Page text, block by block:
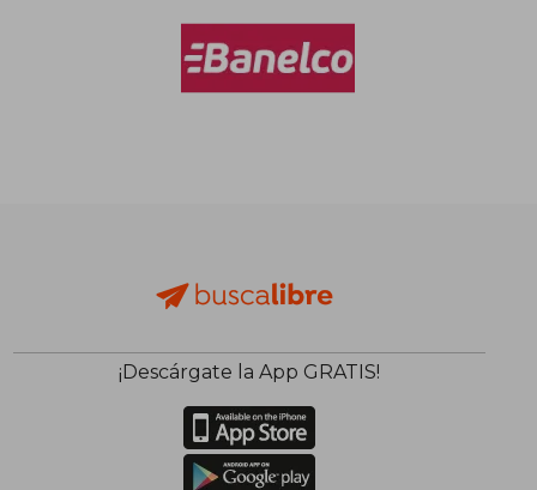
¡Descárgate la App GRATIS!